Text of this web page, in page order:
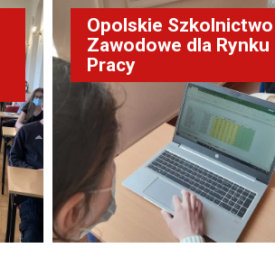
Opolskie Szkolnictwo
Zawodowe dla Rynku
Pracy